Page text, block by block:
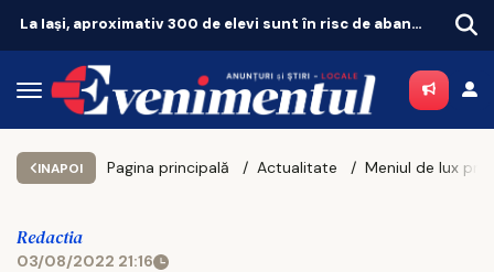
Iașul fierbe în weekend. Vezi unde merită să ieși pe 8 și 9 august
INAPOI Pagina principală Actualitate
Redactia
03/08/2022 21:16